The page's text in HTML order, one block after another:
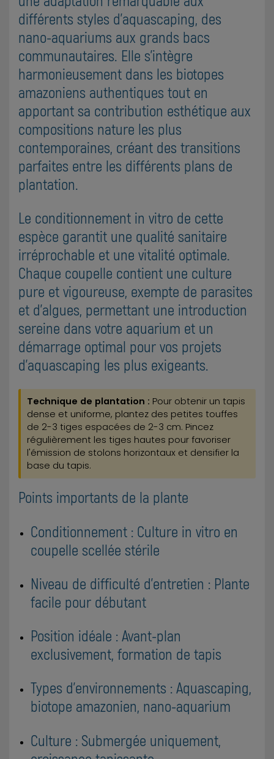
différents styles d'aquascaping, des
nano-aquariums aux grands bacs
communautaires. Elle s'intègre
harmonieusement dans les biotopes
amazoniens authentiques tout en
apportant sa contribution esthétique aux
compositions nature les plus
contemporaines, créant des transitions
parfaites entre les différents plans de
plantation.
Le conditionnement in vitro de cette
espèce garantit une qualité sanitaire
irréprochable et une vitalité optimale.
Chaque coupelle contient une culture
pure et vigoureuse, exempte de parasites
et d'algues, permettant une introduction
sereine dans votre aquarium et un
démarrage optimal pour vos projets
d'aquascaping les plus exigeants.
Technique de plantation : Pour obtenir un tapis
dense et uniforme, plantez des petites touffes
de 2-3 tiges espacées de 2-3 cm. Pincez
régulièrement les tiges hautes pour favoriser
l'émission de stolons horizontaux et densifier la
base du tapis.
Points importants de la plante
Conditionnement : Culture in vitro en
coupelle scellée stérile
Niveau de difficulté d'entretien : Plante
facile pour débutant
Position idéale : Avant-plan
exclusivement, formation de tapis
Types d'environnements : Aquascaping,
biotope amazonien, nano-aquarium
Culture : Submergée uniquement,